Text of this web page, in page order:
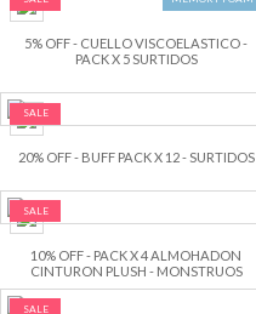
5% OFF - CUELLO VISCOELASTICO -
PACK X 5 SURTIDOS
SALE
20% OFF - BUFF PACK X 12 - SURTIDOS
SALE
10% OFF - PACK X 4 ALMOHADON
CINTURON PLUSH - MONSTRUOS
SALE